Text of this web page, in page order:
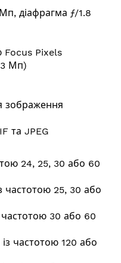
діафрагма ƒ/1.8
Focus Pixels
Мп)
зображення
та JPEG
24, 25, 30 або 60
частотою 25, 30 або
частотою 30 або 60
частотою 120 або